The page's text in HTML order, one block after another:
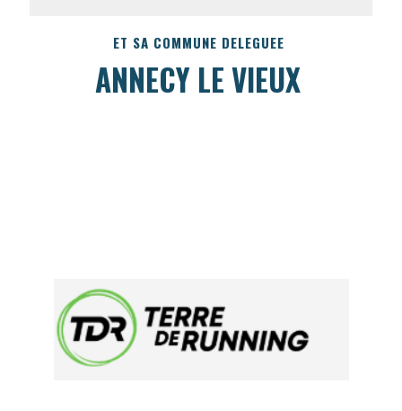
ET SA COMMUNE DELEGUEE
ANNECY LE VIEUX